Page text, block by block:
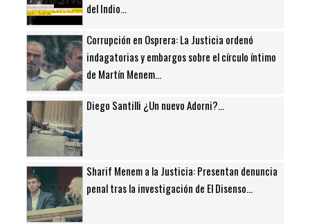
del Indio...
Corrupción en Osprera: La Justicia ordenó
indagatorias y embargos sobre el círculo íntimo
de Martín Menem...
Diego Santilli ¿Un nuevo Adorni?...
Sharif Menem a la Justicia: Presentan denuncia
penal tras la investigación de El Disenso...